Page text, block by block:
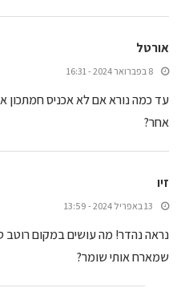
אורטל
8 בפברואר 2024 - 16:31
עד כמה נורא אם לא אכניס חמתכון
אחר?
זיו
13 באפריל 2024 - 13:59
נראה נהדר! מה עושים במקום רוטב
שמארח אותי שומר?